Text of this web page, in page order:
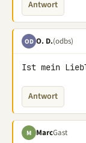
Antwort
OD O. D.(odbs)
Ist mein
Antwort
M MarcGast